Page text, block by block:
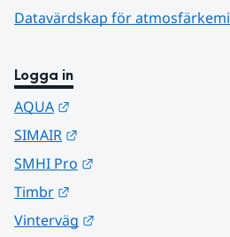
Datavärdskap för atmosfärkemi
Logga in
AQUA
SIMAIR
SMHI Pro
Timbr
Vinterväg